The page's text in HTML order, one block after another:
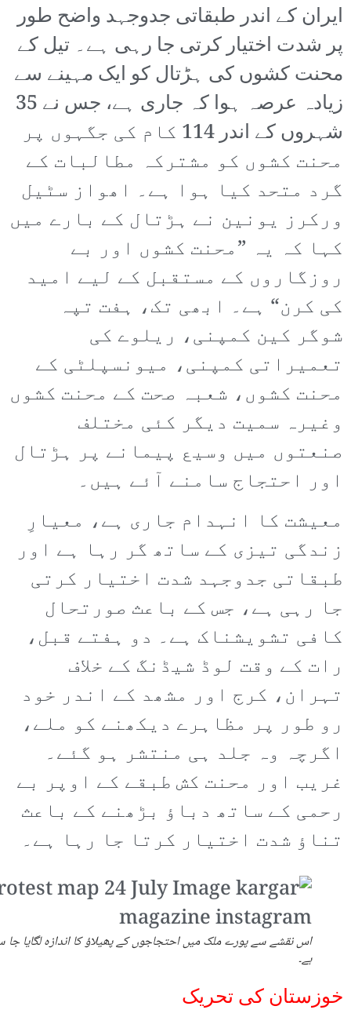
ایران کے اندر طبقاتی جدوجہد واضح طور
پر شدت اختیار کرتی جا رہی ہے۔ تیل کے
محنت کشوں کی ہڑتال کو ایک مہینے سے
زیادہ عرصہ ہوا کہ جاری ہے، جس نے 35
شہروں کے اندر 114 کام کی جگہوں پر
محنت کشوں کو مشترکہ مطالبات کے
گرد متحد کیا ہوا ہے۔ اھواز سٹیل
ورکرز یونین نے ہڑتال کے بارے میں
کہا کہ یہ ”محنت کشوں اور بے
روزگاروں کے مستقبل کے لیے امید
کی کرن“ ہے۔ ابھی تک، ہفت تپہ
شوگر کین کمپنی، ریلوے کی
تعمیراتی کمپنی، میونسپلٹی کے
محنت کشوں، شعبہ صحت کے محنت کشوں
وغیرہ سمیت دیگر کئی مختلف
صنعتوں میں وسیع پیمانے پر ہڑتال
اور احتجاج سامنے آئے ہیں۔
معیشت کا انہدام جاری ہے، معیارِ
زندگی تیزی کے ساتھ گر رہا ہے اور
طبقاتی جدوجہد شدت اختیار کرتی
جا رہی ہے، جس کے باعث صورتحال
کافی تشویشناک ہے۔ دو ہفتے قبل،
رات کے وقت لوڈ شیڈنگ کے خلاف
تہران، کرج اور مشھد کے اندر خود
رو طور پر مظاہرے دیکھنے کو ملے،
اگرچہ وہ جلد ہی منتشر ہو گئے۔
غریب اور محنت کش طبقے کے اوپر بے
رحمی کے ساتھ دباؤ بڑھنے کے باعث
تناؤ شدت اختیار کرتا جا رہا ہے۔
اس نقشے سے پورے ملک میں احتجاجوں کے پھیلاؤ کا اندازہ لگایا جا
ہے۔
خوزستان کی تحریک